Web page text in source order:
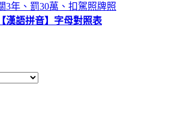
3年、罰30萬、扣駕照牌照
漢語拼音】字母對照表